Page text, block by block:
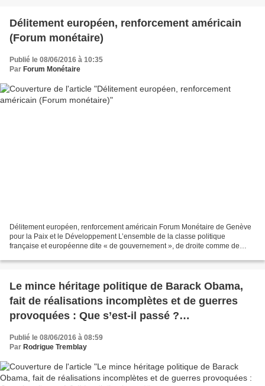
Délitement européen, renforcement américain
(Forum monétaire)
Publié le 08/06/2016 à 10:35
Par Forum Monétaire
Délitement européen, renforcement américain Forum Monétaire de Genève
pour la Paix et le Développement L’ensemble de la classe politique
française et européenne dite « de gouvernement », de droite comme de
Le mince héritage politique de Barack Obama,
fait de réalisations incomplètes et de guerres
provoquées : Que s’est-il passé ?
(Mondialisation.ca)
Publié le 08/06/2016 à 08:59
Par Rodrigue Tremblay